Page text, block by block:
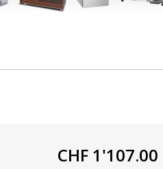
CHF 1'107.00